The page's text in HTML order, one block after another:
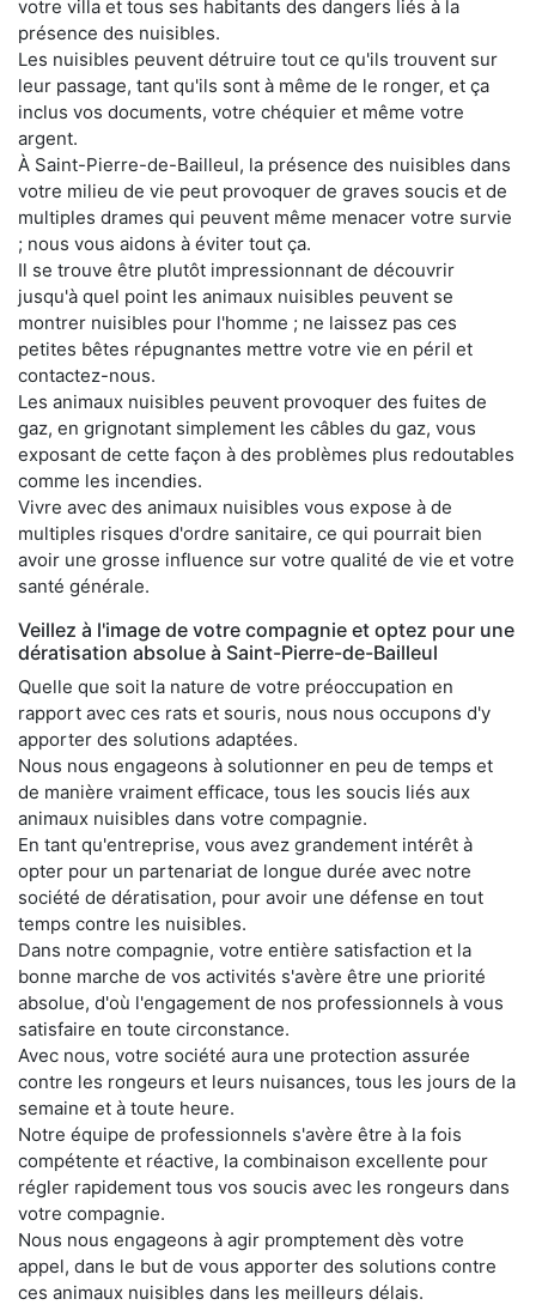
votre villa et tous ses habitants des dangers liés à la
présence des nuisibles.
Les nuisibles peuvent détruire tout ce qu'ils trouvent sur
leur passage, tant qu'ils sont à même de le ronger, et ça
inclus vos documents, votre chéquier et même votre
argent.
À Saint-Pierre-de-Bailleul, la présence des nuisibles dans
votre milieu de vie peut provoquer de graves soucis et de
multiples drames qui peuvent même menacer votre survie
; nous vous aidons à éviter tout ça.
Il se trouve être plutôt impressionnant de découvrir
jusqu'à quel point les animaux nuisibles peuvent se
montrer nuisibles pour l'homme ; ne laissez pas ces
petites bêtes répugnantes mettre votre vie en péril et
contactez-nous.
Les animaux nuisibles peuvent provoquer des fuites de
gaz, en grignotant simplement les câbles du gaz, vous
exposant de cette façon à des problèmes plus redoutables
comme les incendies.
Vivre avec des animaux nuisibles vous expose à de
multiples risques d'ordre sanitaire, ce qui pourrait bien
avoir une grosse influence sur votre qualité de vie et votre
santé générale.
Veillez à l'image de votre compagnie et optez pour une
dératisation absolue à Saint-Pierre-de-Bailleul
Quelle que soit la nature de votre préoccupation en
rapport avec ces rats et souris, nous nous occupons d'y
apporter des solutions adaptées.
Nous nous engageons à solutionner en peu de temps et
de manière vraiment efficace, tous les soucis liés aux
animaux nuisibles dans votre compagnie.
En tant qu'entreprise, vous avez grandement intérêt à
opter pour un partenariat de longue durée avec notre
société de dératisation, pour avoir une défense en tout
temps contre les nuisibles.
Dans notre compagnie, votre entière satisfaction et la
bonne marche de vos activités s'avère être une priorité
absolue, d'où l'engagement de nos professionnels à vous
satisfaire en toute circonstance.
Avec nous, votre société aura une protection assurée
contre les rongeurs et leurs nuisances, tous les jours de la
semaine et à toute heure.
Notre équipe de professionnels s'avère être à la fois
compétente et réactive, la combinaison excellente pour
régler rapidement tous vos soucis avec les rongeurs dans
votre compagnie.
Nous nous engageons à agir promptement dès votre
appel, dans le but de vous apporter des solutions contre
ces animaux nuisibles dans les meilleurs délais.